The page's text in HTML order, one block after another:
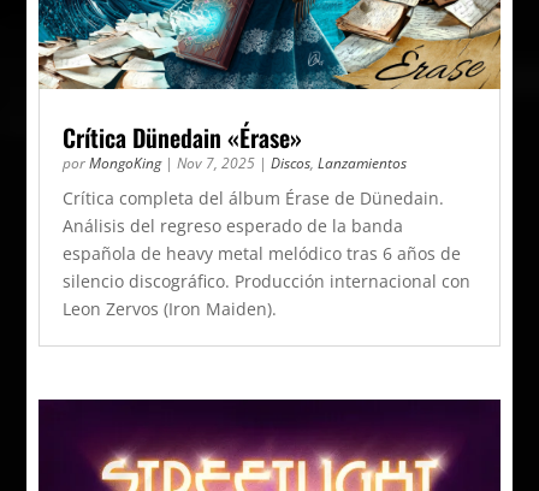
Crítica Dünedain «Érase»
porMongoKing|Nov 7, 2025 |Discos,Lanzamientos
Crítica completa del álbum Érase de Dünedain.
Análisis del regreso esperado de la banda
española de heavy metal melódico tras 6 años de
silencio discográfico. Producción internacional con
Leon Zervos (Iron Maiden).